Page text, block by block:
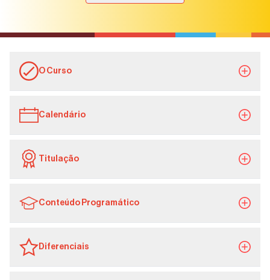
O Curso
Calendário
Titulação
Conteúdo Programático
Diferenciais